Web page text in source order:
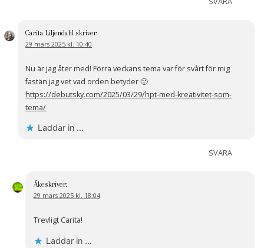
Carita Liljendahl skriver:
29 mars 2025 kl. 10:40
Nu är jag åter med! Förra veckans tema var för svårt för mig
fastän jag vet vad orden betyder 🙂
https://debutsky.com/2025/03/29/hpt-med-kreativitet-som-
tema/
Laddar in …
SVARA
Åkeskriver:
29 mars 2025 kl. 18:04
Trevligt Carita!
Laddar in …